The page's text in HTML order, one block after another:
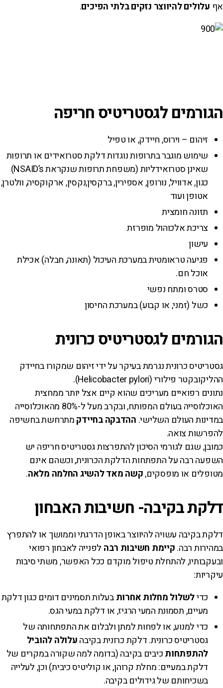
אף עלולים להיווצר נזקים בלתי הפיכים.
הגורמים לגסטריטיס חריפה
זיהום – וירוס, חיידק, או טפיל
שימוש מוגבר בתרופות נוגדות דלקת סטרואידים או תרופות
שאינן סטרואידליות (משפחת תרופות שנקראת NSAID’s)
כגון, אדוויל, נורופן, אספירין, ברקסין,נקסין, ארקוקסיה, וולטרן,
אטופן ועוד
תזונה חומצית
צריכת אלכוהול מופרזת
עישון
פגיעה טראומטית במערכת העיכול (תאונה, חבלה) אכילת
אוכל חם.
סטרס ומתח נפשי
כשל (זמני, או קבוע) במערכת החיסון
הגורמים לגסטריטיס כרונית
גסטריטיס כרונית נגרמת בעיקר על ידי זיהום שמקורו בחיידק
ההליקובקטר פילורי (Helicobacter pylori).
נתונים רפואיים מעריכים שהוא קיים אצל יותר ממחצית
האוכלוסייה בעולם המפותח, ובקרב מעל ל-80% מהאוכלוסייה
במדינות העולם השלישי. ההדבקה בחיידקמתרחשת בחשיפה
להפרשות צואה.
כמובן, שגם לגורמי הסיכון להתפרצות גסטריטיס חריפה יש
השפעה רבה על התפתחות הדלקת הכרונית, וכשהם אינם
מטופלים או מופסקים,קשה מאד להשיג החלמה מלאה.
דלקת בקיבה- חשיבות האבחון
דלקת בקיבה עשויה להיווצר באופן הדרגתי וממושך או להתפרץ
במהירות רבה.קיימת חשיבות רבה לפנייה לאבחון רפואי
ובעקבותיו, להתחלת טיפול מוקדם ככל האפשר, משתי סיבות
עיקריות:
כדילשלול מחלות אחרותבעלות תסמינים דומים כגון דלקת
מעיים, תסמונת המעי הרגיז, או דלקת במעי הגס.
כדי למנוע, או לפחות למתן ולבלום את התפתחותה של
גסטריטיס כרונית. דלקת כרונית בקיבהעלולה להוביל
להתפתחותכיבים בקיבה (בדומה למה שקורה במקרים של
דלקת במעיים: מחלת קרוהן, או קוליטיס כיבית) וכן, לעלייה
בשכיחותם של גידולים בקיבה.